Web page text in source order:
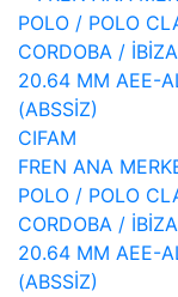
CIFAM
FREN ANA
POLO / POLO
CORDOBA /
20.64 MM AEE-
(ABSSİZ)